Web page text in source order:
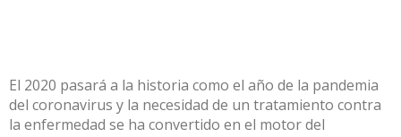
El 2020 pasará a la historia como el año de la pandemia
del coronavirus y la necesidad de un tratamiento contra
la enfermedad se ha convertido en el motor del